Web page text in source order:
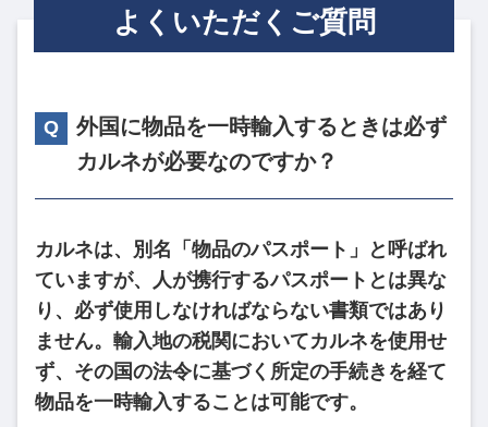
よくいただくご質問
外国に物品を一時輸入するときは必ず
カルネが必要なのですか？
カルネは、別名「物品のパスポート」と呼ばれ
ていますが、人が携行するパスポートとは異な
り、必ず使用しなければならない書類ではあり
ません。輸入地の税関においてカルネを使用せ
ず、その国の法令に基づく所定の手続きを経て
物品を一時輸入することは可能です。